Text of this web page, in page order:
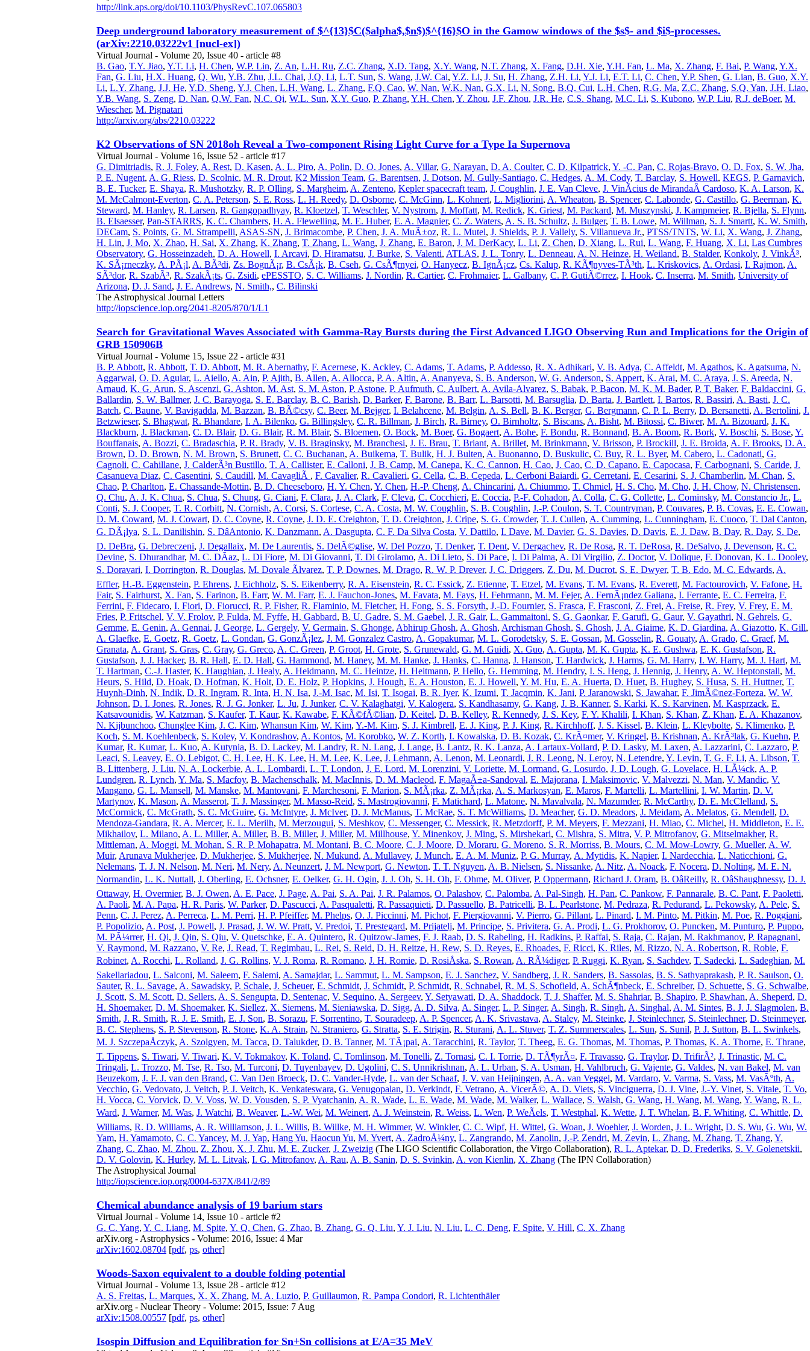
http://link.aps.org/doi/10.1103/PhysRevC.107.065803
Deep underground laboratory measurement of $^{13}$C($alpha$,$n$)$^{16}$O in the Gamow windows of the $s$- and $i$-processes.
(arXiv:2210.03222v1 [nucl-ex])
Virtual Journal - Volume 20, Issue 40 - article #8
B. Gao, T.Y. Jiao, Y.T. Li, H. Chen, W.P. Lin, Z. An, L.H. Ru, Z.C. Zhang, X.D. Tang, X.Y. Wang, N.T. Zhang, X. Fang, D.H. Xie, Y.H. Fan, L. Ma, X. Zhang, F. Bai, P. Wang, Y.X.
Fan, G. Liu, H.X. Huang, Q. Wu, Y.B. Zhu, J.L. Chai, J.Q. Li, L.T. Sun, S. Wang, J.W. Cai, Y.Z. Li, J. Su, H. Zhang, Z.H. Li, Y.J. Li, E.T. Li, C. Chen, Y.P. Shen, G. Lian, B. Guo, X.Y.
Li, L.Y. Zhang, J.J. He, Y.D. Sheng, Y.J. Chen, L.H. Wang, L. Zhang, F.Q. Cao, W. Nan, W.K. Nan, G.X. Li, N. Song, B.Q. Cui, L.H. Chen, R.G. Ma, Z.C. Zhang, S.Q. Yan, J.H. Liao,
Y.B. Wang, S. Zeng, D. Nan, Q.W. Fan, N.C. Qi, W.L. Sun, X.Y. Guo, P. Zhang, Y.H. Chen, Y. Zhou, J.F. Zhou, J.R. He, C.S. Shang, M.C. Li, S. Kubono, W.P. Liu, R.J. deBoer, M.
Wiescher, M. Pignatari
http://arxiv.org/abs/2210.03222
K2 Observations of SN 2018oh Reveal a Two-component Rising Light Curve for a Type Ia Supernova
Virtual Journal - Volume 16, Issue 52 - article #17
G. Dimitriadis, R. J. Foley, A. Rest, D. Kasen, A. L. Piro, A. Polin, D. O. Jones, A. Villar, G. Narayan, D. A. Coulter, C. D. Kilpatrick, Y. -C. Pan, C. Rojas-Bravo, O. D. Fox, S. W. Jha,
P. E. Nugent, A. G. Riess, D. Scolnic, M. R. Drout, K2 Mission Team, G. Barentsen, J. Dotson, M. Gully-Santiago, C. Hedges, A. M. Cody, T. Barclay, S. Howell, KEGS, P. Garnavich,
B. E. Tucker, E. Shaya, R. Mushotzky, R. P. Olling, S. Margheim, A. Zenteno, Kepler spacecraft team, J. Coughlin, J. E. Van Cleve, J. VinÃ­cius de MirandaÂ Cardoso, K. A. Larson, K.
M. McCalmont-Everton, C. A. Peterson, S. E. Ross, L. H. Reedy, D. Osborne, C. McGinn, L. Kohnert, L. Migliorini, A. Wheaton, B. Spencer, C. Labonde, G. Castillo, G. Beerman, K.
Steward, M. Hanley, R. Larsen, R. Gangopadhyay, R. Kloetzel, T. Weschler, V. Nystrom, J. Moffatt, M. Redick, K. Griest, M. Packard, M. Muszynski, J. Kampmeier, R. Bjella, S. Flynn,
B. Elsaesser, Pan-STARRS, K. C. Chambers, H. A. Flewelling, M. E. Huber, E. A. Magnier, C. Z. Waters, A. S. B. Schultz, J. Bulger, T. B. Lowe, M. Willman, S. J. Smartt, K. W. Smith,
DECam, S. Points, G. M. Strampelli, ASAS-SN, J. Brimacombe, P. Chen, J. A. MuÃ±oz, R. L. Mutel, J. Shields, P. J. Vallely, S. Villanueva Jr., PTSS/TNTS, W. Li, X. Wang, J. Zhang,
H. Lin, J. Mo, X. Zhao, H. Sai, X. Zhang, K. Zhang, T. Zhang, L. Wang, J. Zhang, E. Baron, J. M. DerKacy, L. Li, Z. Chen, D. Xiang, L. Rui, L. Wang, F. Huang, X. Li, Las Cumbres
Observatory, G. Hosseinzadeh, D. A. Howell, I. Arcavi, D. Hiramatsu, J. Burke, S. Valenti, ATLAS, J. L. Tonry, L. Denneau, A. N. Heinze, H. Weiland, B. Stalder, Konkoly, J. VinkÃ³,
K. SÃ¡rneczky, A. PÃ¡l, A. BÃ³di, Zs. BognÃ¡r, B. CsÃ¡k, B. Cseh, G. CsÃ¶rnyei, O. Hanyecz, B. IgnÃ¡cz, Cs. Kalup, R. KÃ¶nyves-TÃ³th, L. Kriskovics, A. Ordasi, I. Rajmon, A.
SÃ³dor, R. SzabÃ³, R. SzakÃ¡ts, G. Zsidi, ePESSTO, S. C. Williams, J. Nordin, R. Cartier, C. Frohmaier, L. Galbany, C. P. GutiÃ©rrez, I. Hook, C. Inserra, M. Smith, University of
Arizona, D. J. Sand, J. E. Andrews, N. Smith,, C. Bilinski
The Astrophysical Journal Letters
http://iopscience.iop.org/2041-8205/870/1/L1
Search for Gravitational Waves Associated with Gamma-Ray Bursts during the First Advanced LIGO Observing Run and Implications for the Origin of
GRB 150906B
Virtual Journal - Volume 15, Issue 22 - article #31
B. P. Abbott, R. Abbott, T. D. Abbott, M. R. Abernathy, F. Acernese, K. Ackley, C. Adams, T. Adams, P. Addesso, R. X. Adhikari, V. B. Adya, C. Affeldt, M. Agathos, K. Agatsuma, N.
Aggarwal, O. D. Aguiar, L. Aiello, A. Ain, P. Ajith, B. Allen, A. Allocca, P. A. Altin, A. Ananyeva, S. B. Anderson, W. G. Anderson, S. Appert, K. Arai, M. C. Araya, J. S. Areeda, N.
Arnaud, K. G. Arun, S. Ascenzi, G. Ashton, M. Ast, S. M. Aston, P. Astone, P. Aufmuth, C. Aulbert, A. Avila-Alvarez, S. Babak, P. Bacon, M. K. M. Bader, P. T. Baker, F. Baldaccini, G.
Ballardin, S. W. Ballmer, J. C. Barayoga, S. E. Barclay, B. C. Barish, D. Barker, F. Barone, B. Barr, L. Barsotti, M. Barsuglia, D. Barta, J. Bartlett, I. Bartos, R. Bassiri, A. Basti, J. C.
Batch, C. Baune, V. Bavigadda, M. Bazzan, B. BÃ©csy, C. Beer, M. Bejger, I. Belahcene, M. Belgin, A. S. Bell, B. K. Berger, G. Bergmann, C. P. L. Berry, D. Bersanetti, A. Bertolini, J.
Betzwieser, S. Bhagwat, R. Bhandare, I. A. Bilenko, G. Billingsley, C. R. Billman, J. Birch, R. Birney, O. Birnholtz, S. Biscans, A. Bisht, M. Bitossi, C. Biwer, M. A. Bizouard, J. K.
Blackburn, J. Blackman, C. D. Blair, D. G. Blair, R. M. Blair, S. Bloemen, O. Bock, M. Boer, G. Bogaert, A. Bohe, F. Bondu, R. Bonnand, B. A. Boom, R. Bork, V. Boschi, S. Bose, Y.
Bouffanais, A. Bozzi, C. Bradaschia, P. R. Brady, V. B. Braginsky, M. Branchesi, J. E. Brau, T. Briant, A. Brillet, M. Brinkmann, V. Brisson, P. Brockill, J. E. Broida, A. F. Brooks, D. A.
Brown, D. D. Brown, N. M. Brown, S. Brunett, C. C. Buchanan, A. Buikema, T. Bulik, H. J. Bulten, A. Buonanno, D. Buskulic, C. Buy, R. L. Byer, M. Cabero, L. Cadonati, G.
Cagnoli, C. Cahillane, J. CalderÃ³n Bustillo, T. A. Callister, E. Calloni, J. B. Camp, M. Canepa, K. C. Cannon, H. Cao, J. Cao, C. D. Capano, E. Capocasa, F. Carbognani, S. Caride, J.
Casanueva Diaz, C. Casentini, S. Caudill, M. CavagliÃ , F. Cavalier, R. Cavalieri, G. Cella, C. B. Cepeda, L. Cerboni Baiardi, G. Cerretani, E. Cesarini, S. J. Chamberlin, M. Chan, S.
Chao, P. Charlton, E. Chassande-Mottin, B. D. Cheeseboro, H. Y. Chen, Y. Chen, H.-P. Cheng, A. Chincarini, A. Chiummo, T. Chmiel, H. S. Cho, M. Cho, J. H. Chow, N. Christensen,
Q. Chu, A. J. K. Chua, S. Chua, S. Chung, G. Ciani, F. Clara, J. A. Clark, F. Cleva, C. Cocchieri, E. Coccia, P.-F. Cohadon, A. Colla, C. G. Collette, L. Cominsky, M. Constancio Jr., L.
Conti, S. J. Cooper, T. R. Corbitt, N. Cornish, A. Corsi, S. Cortese, C. A. Costa, M. W. Coughlin, S. B. Coughlin, J.-P. Coulon, S. T. Countryman, P. Couvares, P. B. Covas, E. E. Cowan,
D. M. Coward, M. J. Cowart, D. C. Coyne, R. Coyne, J. D. E. Creighton, T. D. Creighton, J. Cripe, S. G. Crowder, T. J. Cullen, A. Cumming, L. Cunningham, E. Cuoco, T. Dal Canton,
G. DÃ¡lya, S. L. Danilishin, S. DâAntonio, K. Danzmann, A. Dasgupta, C. F. Da Silva Costa, V. Dattilo, I. Dave, M. Davier, G. S. Davies, D. Davis, E. J. Daw, B. Day, R. Day, S. De,
D. DeBra, G. Debreczeni, J. Degallaix, M. De Laurentis, S. DelÃ©glise, W. Del Pozzo, T. Denker, T. Dent, V. Dergachev, R. De Rosa, R. T. DeRosa, R. DeSalvo, J. Devenson, R. C.
Devine, S. Dhurandhar, M. C. DÃ­az, L. Di Fiore, M. Di Giovanni, T. Di Girolamo, A. Di Lieto, S. Di Pace, I. Di Palma, A. Di Virgilio, Z. Doctor, V. Dolique, F. Donovan, K. L. Dooley,
S. Doravari, I. Dorrington, R. Douglas, M. Dovale Ãlvarez, T. P. Downes, M. Drago, R. W. P. Drever, J. C. Driggers, Z. Du, M. Ducrot, S. E. Dwyer, T. B. Edo, M. C. Edwards, A.
Effler, H.-B. Eggenstein, P. Ehrens, J. Eichholz, S. S. Eikenberry, R. A. Eisenstein, R. C. Essick, Z. Etienne, T. Etzel, M. Evans, T. M. Evans, R. Everett, M. Factourovich, V. Fafone, H.
Fair, S. Fairhurst, X. Fan, S. Farinon, B. Farr, W. M. Farr, E. J. Fauchon-Jones, M. Favata, M. Fays, H. Fehrmann, M. M. Fejer, A. FernÃ¡ndez Galiana, I. Ferrante, E. C. Ferreira, F.
Ferrini, F. Fidecaro, I. Fiori, D. Fiorucci, R. P. Fisher, R. Flaminio, M. Fletcher, H. Fong, S. S. Forsyth, J.-D. Fournier, S. Frasca, F. Frasconi, Z. Frei, A. Freise, R. Frey, V. Frey, E. M.
Fries, P. Fritschel, V. V. Frolov, P. Fulda, M. Fyffe, H. Gabbard, B. U. Gadre, S. M. Gaebel, J. R. Gair, L. Gammaitoni, S. G. Gaonkar, F. Garufi, G. Gaur, V. Gayathri, N. Gehrels, G.
Gemme, E. Genin, A. Gennai, J. George, L. Gergely, V. Germain, S. Ghonge, Abhirup Ghosh, A. Ghosh, Archisman Ghosh, S. Ghosh, J. A. Giaime, K. D. Giardina, A. Giazotto, K. Gill,
A. Glaefke, E. Goetz, R. Goetz, L. Gondan, G. GonzÃ¡lez, J. M. Gonzalez Castro, A. Gopakumar, M. L. Gorodetsky, S. E. Gossan, M. Gosselin, R. Gouaty, A. Grado, C. Graef, M.
Granata, A. Grant, S. Gras, C. Gray, G. Greco, A. C. Green, P. Groot, H. Grote, S. Grunewald, G. M. Guidi, X. Guo, A. Gupta, M. K. Gupta, K. E. Gushwa, E. K. Gustafson, R.
Gustafson, J. J. Hacker, B. R. Hall, E. D. Hall, G. Hammond, M. Haney, M. M. Hanke, J. Hanks, C. Hanna, J. Hanson, T. Hardwick, J. Harms, G. M. Harry, I. W. Harry, M. J. Hart, M.
T. Hartman, C.-J. Haster, K. Haughian, J. Healy, A. Heidmann, M. C. Heintze, H. Heitmann, P. Hello, G. Hemming, M. Hendry, I. S. Heng, J. Hennig, J. Henry, A. W. Heptonstall, M.
Heurs, S. Hild, D. Hoak, D. Hofman, K. Holt, D. E. Holz, P. Hopkins, J. Hough, E. A. Houston, E. J. Howell, Y. M. Hu, E. A. Huerta, D. Huet, B. Hughey, S. Husa, S. H. Huttner, T.
Huynh-Dinh, N. Indik, D. R. Ingram, R. Inta, H. N. Isa, J.-M. Isac, M. Isi, T. Isogai, B. R. Iyer, K. Izumi, T. Jacqmin, K. Jani, P. Jaranowski, S. Jawahar, F. JimÃ©nez-Forteza, W. W.
Johnson, D. I. Jones, R. Jones, R. J. G. Jonker, L. Ju, J. Junker, C. V. Kalaghatgi, V. Kalogera, S. Kandhasamy, G. Kang, J. B. Kanner, S. Karki, K. S. Karvinen, M. Kasprzack, E.
Katsavounidis, W. Katzman, S. Kaufer, T. Kaur, K. Kawabe, F. KÃ©fÃ©lian, D. Keitel, D. B. Kelley, R. Kennedy, J. S. Key, F. Y. Khalili, I. Khan, S. Khan, Z. Khan, E. A. Khazanov,
N. Kijbunchoo, Chunglee Kim, J. C. Kim, Whansun Kim, W. Kim, Y.-M. Kim, S. J. Kimbrell, E. J. King, P. J. King, R. Kirchhoff, J. S. Kissel, B. Klein, L. Kleybolte, S. Klimenko, P.
Koch, S. M. Koehlenbeck, S. Koley, V. Kondrashov, A. Kontos, M. Korobko, W. Z. Korth, I. Kowalska, D. B. Kozak, C. KrÃ¤mer, V. Kringel, B. Krishnan, A. KrÃ³lak, G. Kuehn, P.
Kumar, R. Kumar, L. Kuo, A. Kutynia, B. D. Lackey, M. Landry, R. N. Lang, J. Lange, B. Lantz, R. K. Lanza, A. Lartaux-Vollard, P. D. Lasky, M. Laxen, A. Lazzarini, C. Lazzaro, P.
Leaci, S. Leavey, E. O. Lebigot, C. H. Lee, H. K. Lee, H. M. Lee, K. Lee, J. Lehmann, A. Lenon, M. Leonardi, J. R. Leong, N. Leroy, N. Letendre, Y. Levin, T. G. F. Li, A. Libson, T.
B. Littenberg, J. Liu, N. A. Lockerbie, A. L. Lombardi, L. T. London, J. E. Lord, M. Lorenzini, V. Loriette, M. Lormand, G. Losurdo, J. D. Lough, G. Lovelace, H. LÃ¼ck, A. P.
Lundgren, R. Lynch, Y. Ma, S. Macfoy, B. Machenschalk, M. MacInnis, D. M. Macleod, F. MagaÃ±a-Sandoval, E. Majorana, I. Maksimovic, V. Malvezzi, N. Man, V. Mandic, V.
Mangano, G. L. Mansell, M. Manske, M. Mantovani, F. Marchesoni, F. Marion, S. MÃ¡rka, Z. MÃ¡rka, A. S. Markosyan, E. Maros, F. Martelli, L. Martellini, I. W. Martin, D. V.
Martynov, K. Mason, A. Masserot, T. J. Massinger, M. Masso-Reid, S. Mastrogiovanni, F. Matichard, L. Matone, N. Mavalvala, N. Mazumder, R. McCarthy, D. E. McClelland, S.
McCormick, C. McGrath, S. C. McGuire, G. McIntyre, J. McIver, D. J. McManus, T. McRae, S. T. McWilliams, D. Meacher, G. D. Meadors, J. Meidam, A. Melatos, G. Mendell, D.
Mendoza-Gandara, R. A. Mercer, E. L. Merilh, M. Merzougui, S. Meshkov, C. Messenger, C. Messick, R. Metzdorff, P. M. Meyers, F. Mezzani, H. Miao, C. Michel, H. Middleton, E. E.
Mikhailov, L. Milano, A. L. Miller, A. Miller, B. B. Miller, J. Miller, M. Millhouse, Y. Minenkov, J. Ming, S. Mirshekari, C. Mishra, S. Mitra, V. P. Mitrofanov, G. Mitselmakher, R.
Mittleman, A. Moggi, M. Mohan, S. R. P. Mohapatra, M. Montani, B. C. Moore, C. J. Moore, D. Moraru, G. Moreno, S. R. Morriss, B. Mours, C. M. Mow-Lowry, G. Mueller, A. W.
Muir, Arunava Mukherjee, D. Mukherjee, S. Mukherjee, N. Mukund, A. Mullavey, J. Munch, E. A. M. Muniz, P. G. Murray, A. Mytidis, K. Napier, I. Nardecchia, L. Naticchioni, G.
Nelemans, T. J. N. Nelson, M. Neri, M. Nery, A. Neunzert, J. M. Newport, G. Newton, T. T. Nguyen, A. B. Nielsen, S. Nissanke, A. Nitz, A. Noack, F. Nocera, D. Nolting, M. E. N.
Normandin, L. K. Nuttall, J. Oberling, E. Ochsner, E. Oelker, G. H. Ogin, J. J. Oh, S. H. Oh, F. Ohme, M. Oliver, P. Oppermann, Richard J. Oram, B. OâReilly, R. OâShaughnessy, D. J.
Ottaway, H. Overmier, B. J. Owen, A. E. Pace, J. Page, A. Pai, S. A. Pai, J. R. Palamos, O. Palashov, C. Palomba, A. Pal-Singh, H. Pan, C. Pankow, F. Pannarale, B. C. Pant, F. Paoletti,
A. Paoli, M. A. Papa, H. R. Paris, W. Parker, D. Pascucci, A. Pasqualetti, R. Passaquieti, D. Passuello, B. Patricelli, B. L. Pearlstone, M. Pedraza, R. Pedurand, L. Pekowsky, A. Pele, S.
Penn, C. J. Perez, A. Perreca, L. M. Perri, H. P. Pfeiffer, M. Phelps, O. J. Piccinni, M. Pichot, F. Piergiovanni, V. Pierro, G. Pillant, L. Pinard, I. M. Pinto, M. Pitkin, M. Poe, R. Poggiani,
P. Popolizio, A. Post, J. Powell, J. Prasad, J. W. W. Pratt, V. Predoi, T. Prestegard, M. Prijatelj, M. Principe, S. Privitera, G. A. Prodi, L. G. Prokhorov, O. Puncken, M. Punturo, P. Puppo,
M. PÃ¼rrer, H. Qi, J. Qin, S. Qiu, V. Quetschke, E. A. Quintero, R. Quitzow-James, F. J. Raab, D. S. Rabeling, H. Radkins, P. Raffai, S. Raja, C. Rajan, M. Rakhmanov, P. Rapagnani,
V. Raymond, M. Razzano, V. Re, J. Read, T. Regimbau, L. Rei, S. Reid, D. H. Reitze, H. Rew, S. D. Reyes, E. Rhoades, F. Ricci, K. Riles, M. Rizzo, N. A. Robertson, R. Robie, F.
Robinet, A. Rocchi, L. Rolland, J. G. Rollins, V. J. Roma, R. Romano, J. H. Romie, D. RosiÅska, S. Rowan, A. RÃ¼diger, P. Ruggi, K. Ryan, S. Sachdev, T. Sadecki, L. Sadeghian, M.
Sakellariadou, L. Salconi, M. Saleem, F. Salemi, A. Samajdar, L. Sammut, L. M. Sampson, E. J. Sanchez, V. Sandberg, J. R. Sanders, B. Sassolas, B. S. Sathyaprakash, P. R. Saulson, O.
Sauter, R. L. Savage, A. Sawadsky, P. Schale, J. Scheuer, E. Schmidt, J. Schmidt, P. Schmidt, R. Schnabel, R. M. S. Schofield, A. SchÃ¶nbeck, E. Schreiber, D. Schuette, S. G. Schwalbe,
J. Scott, S. M. Scott, D. Sellers, A. S. Sengupta, D. Sentenac, V. Sequino, A. Sergeev, Y. Setyawati, D. A. Shaddock, T. J. Shaffer, M. S. Shahriar, B. Shapiro, P. Shawhan, A. Sheperd, D.
H. Shoemaker, D. M. Shoemaker, K. Siellez, X. Siemens, M. Sieniawska, D. Sigg, A. D. Silva, A. Singer, L. P. Singer, A. Singh, R. Singh, A. Singhal, A. M. Sintes, B. J. J. Slagmolen, B.
Smith, J. R. Smith, R. J. E. Smith, E. J. Son, B. Sorazu, F. Sorrentino, T. Souradeep, A. P. Spencer, A. K. Srivastava, A. Staley, M. Steinke, J. Steinlechner, S. Steinlechner, D. Steinmeyer,
B. C. Stephens, S. P. Stevenson, R. Stone, K. A. Strain, N. Straniero, G. Stratta, S. E. Strigin, R. Sturani, A. L. Stuver, T. Z. Summerscales, L. Sun, S. Sunil, P. J. Sutton, B. L. Swinkels,
M. J. SzczepaÅczyk, A. Szolgyen, M. Tacca, D. Talukder, D. B. Tanner, M. TÃ¡pai, A. Taracchini, R. Taylor, T. Theeg, E. G. Thomas, M. Thomas, P. Thomas, K. A. Thorne, E. Thrane,
T. Tippens, S. Tiwari, V. Tiwari, K. V. Tokmakov, K. Toland, C. Tomlinson, M. Tonelli, Z. Tornasi, C. I. Torrie, D. TÃ¶yrÃ¤, F. Travasso, G. Traylor, D. TrifirÃ², J. Trinastic, M. C.
Tringali, L. Trozzo, M. Tse, R. Tso, M. Turconi, D. Tuyenbayev, D. Ugolini, C. S. Unnikrishnan, A. L. Urban, S. A. Usman, H. Vahlbruch, G. Vajente, G. Valdes, N. van Bakel, M. van
Beuzekom, J. F. J. van den Brand, C. Van Den Broeck, D. C. Vander-Hyde, L. van der Schaaf, J. V. van Heijningen, A. A. van Veggel, M. Vardaro, V. Varma, S. Vass, M. VasÃºth, A.
Vecchio, G. Vedovato, J. Veitch, P. J. Veitch, K. Venkateswara, G. Venugopalan, D. Verkindt, F. Vetrano, A. VicerÃ©, A. D. Viets, S. Vinciguerra, D. J. Vine, J.-Y. Vinet, S. Vitale, T. Vo,
H. Vocca, C. Vorvick, D. V. Voss, W. D. Vousden, S. P. Vyatchanin, A. R. Wade, L. E. Wade, M. Wade, M. Walker, L. Wallace, S. Walsh, G. Wang, H. Wang, M. Wang, Y. Wang, R. L.
Ward, J. Warner, M. Was, J. Watchi, B. Weaver, L.-W. Wei, M. Weinert, A. J. Weinstein, R. Weiss, L. Wen, P. WeÃels, T. Westphal, K. Wette, J. T. Whelan, B. F. Whiting, C. Whittle, D.
Williams, R. D. Williams, A. R. Williamson, J. L. Willis, B. Willke, M. H. Wimmer, W. Winkler, C. C. Wipf, H. Wittel, G. Woan, J. Woehler, J. Worden, J. L. Wright, D. S. Wu, G. Wu, W.
Yam, H. Yamamoto, C. C. Yancey, M. J. Yap, Hang Yu, Haocun Yu, M. Yvert, A. ZadroÅ¼ny, L. Zangrando, M. Zanolin, J.-P. Zendri, M. Zevin, L. Zhang, M. Zhang, T. Zhang, Y.
Zhang, C. Zhao, M. Zhou, Z. Zhou, X. J. Zhu, M. E. Zucker, J. Zweizig (The LIGO Scientific Collaboration, the Virgo Collaboration), R. L. Aptekar, D. D. Frederiks, S. V. Golenetskii,
D. V. Golovin, K. Hurley, M. L. Litvak, I. G. Mitrofanov, A. Rau, A. B. Sanin, D. S. Svinkin, A. von Kienlin, X. Zhang (The IPN Collaboration)
The Astrophysical Journal
http://iopscience.iop.org/0004-637X/841/2/89
Chemical abundance analysis of 19 barium stars
Virtual Journal - Volume 14, Issue 10 - article #2
G. C. Yang, Y. C. Liang, M. Spite, Y. Q. Chen, G. Zhao, B. Zhang, G. Q. Liu, Y. J. Liu, N. Liu, L. C. Deng, F. Spite, V. Hill, C. X. Zhang
arXiv.org - Astrophysics - Volume: 2016, Issue: 4 Mar
arXiv:1602.08704 [pdf, ps, other]
Woods-Saxon equivalent to a double folding potential
Virtual Journal - Volume 13, Issue 28 - article #12
A. S. Freitas, L. Marques, X. X. Zhang, M. A. Luzio, P. Guillaumon, R. Pampa Condori, R. Lichtenthäler
arXiv.org - Nuclear Theory - Volume: 2015, Issue: 7 Aug
arXiv:1508.00557 [pdf, ps, other]
Isospin Diffusion and Equilibration for Sn+Sn collisions at E/A=35 MeV